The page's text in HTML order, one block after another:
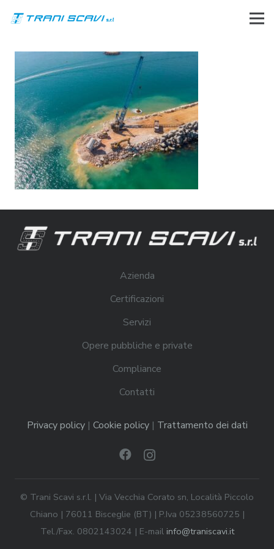
Azienda
Certificazioni
Servizi
Opere pubbliche e private
Compliance
Contatti
Privacy policy| Cookie policy| Trattamento dei dati
© Trani Scavi s.r.l. | Via Vecchia Corato sn, Località Piccolo
Chiano | 76011 Bisceglie (BT) | P.Iva 05238560725 |
Tel./Fax. 0802143024 | E-mail info@traniscavi.it